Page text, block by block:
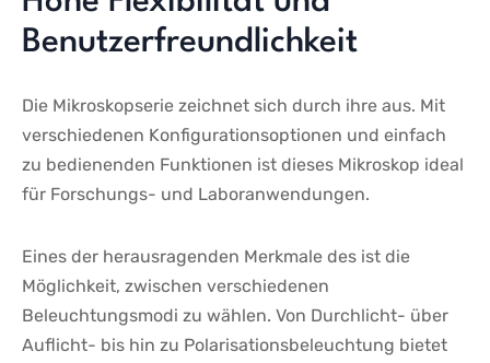
Benutzerfreundlichkeit
Die Mikroskopserie zeichnet sich durch ihre⁢ aus. Mit
verschiedenen Konfigurationsoptionen und einfach⁤
zu bedienenden Funktionen ist ⁤dieses Mikroskop⁢ ideal
für Forschungs- und Laboranwendungen.
Eines der herausragenden Merkmale des ist die
Möglichkeit, ‍zwischen verschiedenen
Beleuchtungsmodi zu wählen. Von Durchlicht- über
Auflicht- bis hin zu Polarisationsbeleuchtung bietet